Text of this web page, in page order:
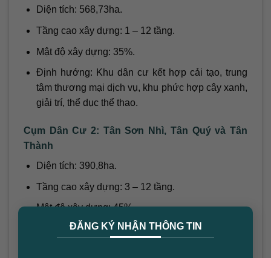
ĐĂNG KÝ NHẬN THÔNG TIN
Diện tích: 568,73ha.
Tầng cao xây dựng: 1 – 12 tầng.
Mật độ xây dựng: 35%.
Định hướng: Khu dân cư kết hợp cải tạo, trung
tâm thương mại dịch vụ, khu phức hợp cây xanh,
giải trí, thể dục thể thao.
Cụm Dân Cư 2: Tân Sơn Nhì, Tân Quý và Tân
Thành
Diện tích: 390,8ha.
Tầng cao xây dựng: 3 – 12 tầng.
Mật độ xây dựng: 45%.
Định hướng: Trung tâm thương mại dịch vụ hiện